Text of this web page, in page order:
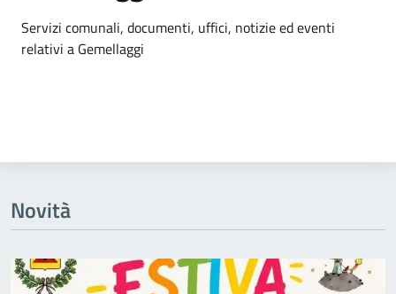
Dettagli dell'argomento
Servizi comunali, documenti, uffici, notizie ed eventi
relativi a Gemellaggi
Novità